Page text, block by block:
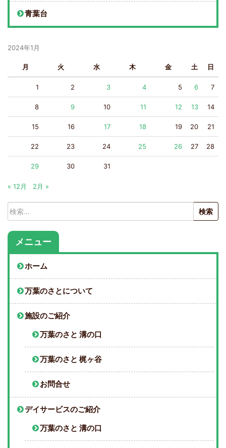
青葉台
2024年1月
月 火 水 木 金 土 日
1 2 3 4 5 6 7
8 9 10 11 12 13 14
15 16 17 18 19 20 21
22 23 24 25 26 27 28
29 30 31
« 12月 2月 »
検
索:
メニュー
ホーム
万葉のさとについて
施設のご紹介
万葉のさと 溝の口
万葉のさと 梶ヶ谷
お問合せ
デイサービスのご紹介
万葉のさと 溝の口